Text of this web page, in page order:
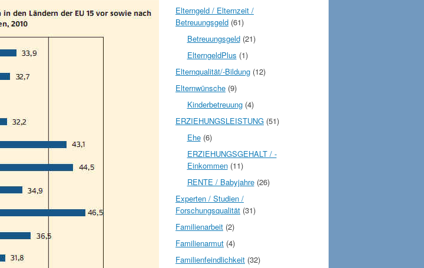
Elterngeld / Elternzeit /
Betreuungsgeld (61)
Betreuungsgeld(21)
ElterngeldPlus (1)
Elternqualität/-Bildung (12)
Elternwünsche (9)
Kinderbetreuung(4)
ERZIEHUNGSLEISTUNG (51)
Ehe(6)
ERZIEHUNGSGEHALT / -
Einkommen(11)
RENTE / Babyjahre(26)
Experten / Studien /
Forschungsqualität (31)
Familienarbeit (2)
Familienarmut (4)
Familienfeindlichkeit (32)